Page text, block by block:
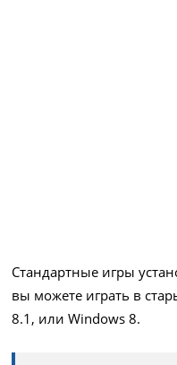
Стандартные игры
вы можете играть в
8.1, или Windows 8.